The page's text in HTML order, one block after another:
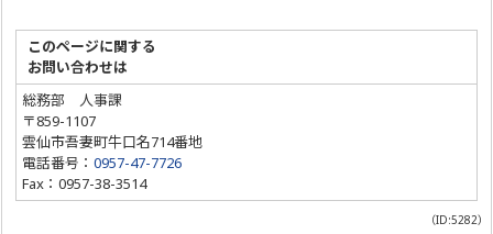
このページに関する
お問い合わせは
総務部 人事課
〒859-1107
雲仙市吾妻町牛口名714番地
電話番号：0957-47-7726
Fax：0957-38-3514
（ID:5282）